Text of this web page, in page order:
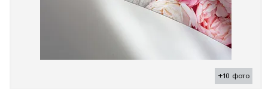
+10 фото